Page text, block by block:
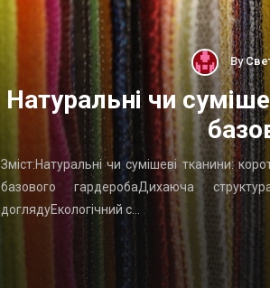
By
Натуральні чи
Зміст:Натуральні чи сумішеві тканини:
базового гардеробаДихаюча
доглядуЕкологічний с…